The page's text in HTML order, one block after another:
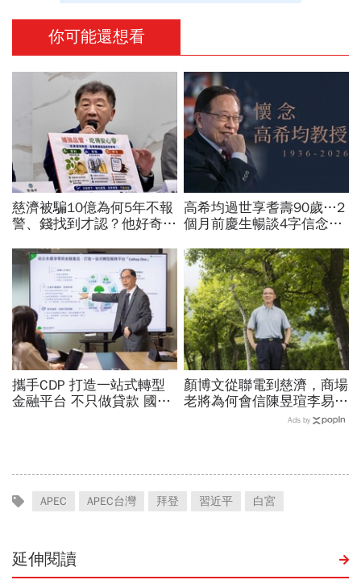
你可能還想看
慈濟被騙10億為何5年不報
警、錢找到才認？他好奇：
「擋疫苗」黑鍋只求1件事
高希均過世享耆壽90歲…2
個月前慶生暢談4字信念，
福、一切靠自己爭氣
攜手CDP 打造一站式轉型
金融平台 不只做貸款 國泰
顏博文從聯電到慈濟，商場
老將為何會信陳昱瑄李易
儒、豪給10億？慈濟發
Ads by
APEC APEC台灣 拜登 習近平 白宮
延伸閱讀